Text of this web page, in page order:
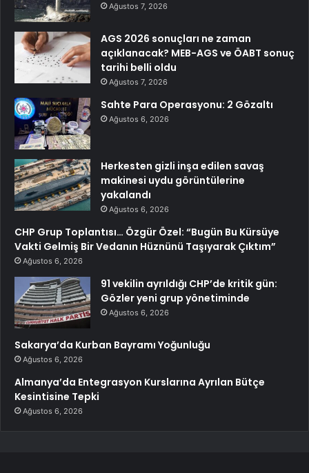
Ağustos 7, 2026
AGS 2026 sonuçları ne zaman
açıklanacak? MEB-AGS ve ÖABT sonuç
tarihi belli oldu
Ağustos 7, 2026
Sahte Para Operasyonu: 2 Gözaltı
Ağustos 6, 2026
Herkesten gizli inşa edilen savaş
makinesi uydu görüntülerine
yakalandı
Ağustos 6, 2026
CHP Grup Toplantısı… Özgür Özel: “Bugün Bu Kürsüye
Vakti Gelmiş Bir Vedanın Hüznünü Taşıyarak Çıktım”
Ağustos 6, 2026
91 vekilin ayrıldığı CHP’de kritik gün:
Gözler yeni grup yönetiminde
Ağustos 6, 2026
Sakarya’da Kurban Bayramı Yoğunluğu
Ağustos 6, 2026
Almanya’da Entegrasyon Kurslarına Ayrılan Bütçe
Kesintisine Tepki
Ağustos 6, 2026